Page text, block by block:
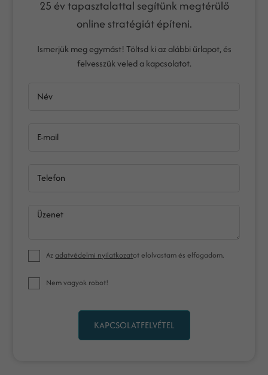
25 év tapasztalattal segítünk megtérülő
online stratégiát építeni.
Ismerjük meg egymást! Töltsd ki az alábbi űrlapot, és
felvesszük veled a kapcsolatot.
Név
E-mail
Telefon
Üzenet
Azadatvédelmi nyilatkozatot elolvastam és elfogadom.
Nem vagyok robot!
KAPCSOLATFELVÉTEL